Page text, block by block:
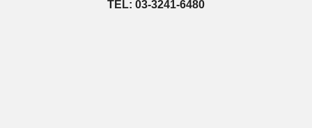
TEL: 03-3241-6480